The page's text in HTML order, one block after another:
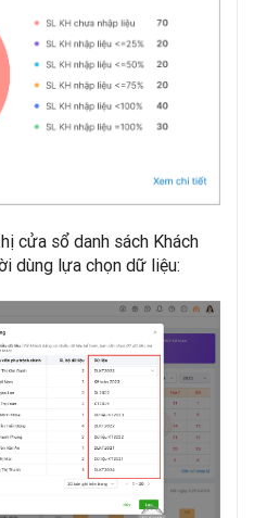
cửa sổ danh sách Khách
dùng lựa chọn dữ liệu: